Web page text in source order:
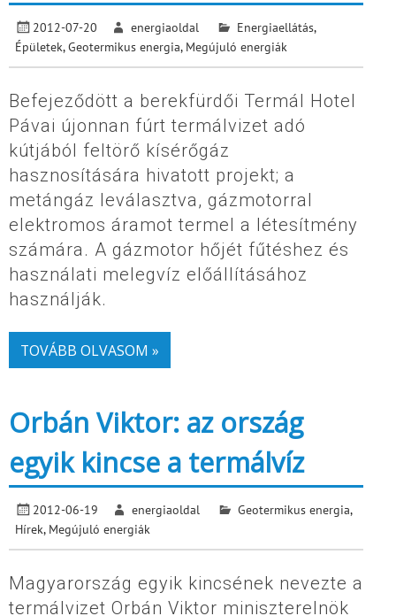
2012-07-20 energiaoldal Energiaellátás,
Épületek,Geotermikus energia, Megújuló energiák
Befejeződött a berekfürdői Termál Hotel
Pávai újonnan fúrt termálvizet adó
kútjából feltörő kísérőgáz
hasznosítására hivatott projekt; a
metángáz leválasztva, gázmotorral
elektromos áramot termel a létesítmény
számára. A gázmotor hőjét fűtéshez és
használati melegvíz előállításához
használják.
TOVÁBB OLVASOM »
Orbán Viktor: az ország
egyik kincse a termálvíz
2012-06-19 energiaoldal Geotermikus energia,
Hírek, Megújuló energiák
Magyarország egyik kincsének nevezte a
termálvizet Orbán Viktor miniszterelnök